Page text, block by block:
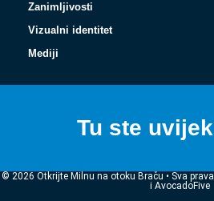
Zanimljivosti
Vizualni identitet
Mediji
Tu ste
© 2026 Otkrijte Milnu na otoku Braču • Sva
i AvocadoFive